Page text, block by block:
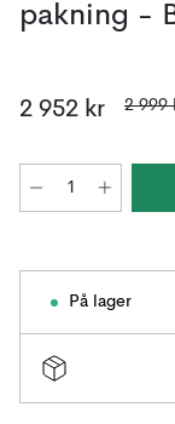
pakning -
2 952 kr 2 999
På lager